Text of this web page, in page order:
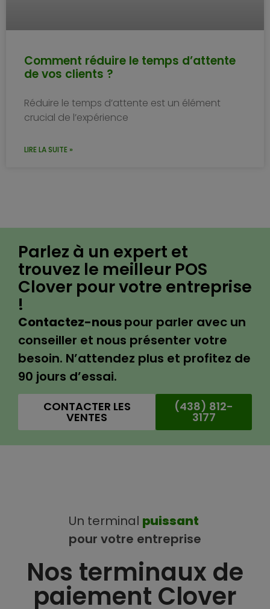
Comment réduire le temps d’attente
de vos clients ?
Réduire le temps d’attente est un élément
crucial de l’expérience
LIRE LA SUITE »
Parlez à un expert et
trouvez le meilleur POS
Clover pour votre entreprise
!
Contactez-nouspour parler avec un
conseiller et nous présenter votre
besoin. N’attendez plus et profitez de
90 jours d’essai.
CONTACTER LES
VENTES
(438) 812-
3177
Un terminal puissant
pour votre entreprise
Nos terminaux de
paiement Clover